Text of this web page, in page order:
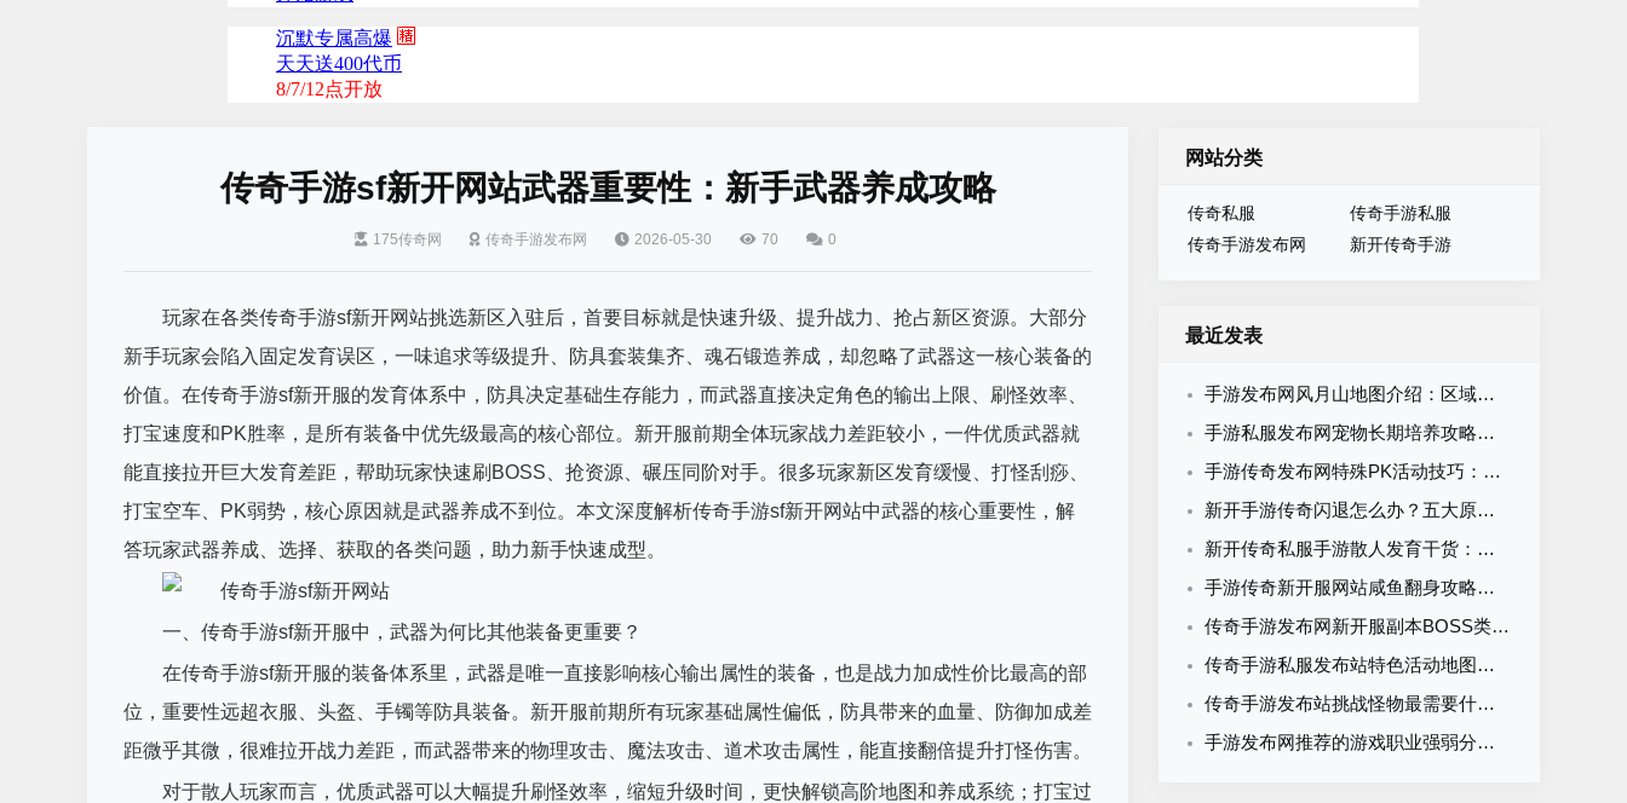
传奇手游sf新开网站武器重要性：新手武器养成攻略
175传奇网 传奇手游发布网 2026-05-30 70 0
玩家在各类传奇手游sf新开网站挑选新区入驻后，首要目标就是快速升级、提升战力、抢占新区资源。大部分
新手玩家会陷入固定发育误区，一味追求等级提升、防具套装集齐、魂石锻造养成，却忽略了武器这一核心装备的
价值。在传奇手游sf新开服的发育体系中，防具决定基础生存能力，而武器直接决定角色的输出上限、刷怪效率、
打宝速度和PK胜率，是所有装备中优先级最高的核心部位。新开服前期全体玩家战力差距较小，一件优质武器就
能直接拉开巨大发育差距，帮助玩家快速刷BOSS、抢资源、碾压同阶对手。很多玩家新区发育缓慢、打怪刮痧、
打宝空车、PK弱势，核心原因就是武器养成不到位。本文深度解析传奇手游sf新开网站中武器的核心重要性，解
答玩家武器养成、选择、获取的各类问题，助力新手快速成型。
一、传奇手游sf新开服中，武器为何比其他装备更重要？
在传奇手游sf新开服的装备体系里，武器是唯一直接影响核心输出属性的装备，也是战力加成性价比最高的部
位，重要性远超衣服、头盔、手镯等防具装备。新开服前期所有玩家基础属性偏低，防具带来的血量、防御加成差
距微乎其微，很难拉开战力差距，而武器带来的物理攻击、魔法攻击、道术攻击属性，能直接翻倍提升打怪伤害。
对于散人玩家而言，优质武器可以大幅提升刷怪效率，缩短升级时间，更快解锁高阶地图和养成系统；打宝过
网站分类
传奇私服
传奇手游私服
传奇手游发布网
新开传奇手游
最近发表
手游发布网风月山地图介绍：区域划分BOSS刷新与资源产出全攻略
手游私服发布网宠物长期培养攻略：跨版本保值的养成思路
手游传奇发布网特殊PK活动技巧：生存战夺旗赛BOSS阵营对抗全攻略
新开手游传奇闪退怎么办？五大原因及解决方案一次搞定
新开传奇私服手游散人发育干货：不充钱不抱团的完整崛起攻略
手游传奇新开服网站咸鱼翻身攻略：平民玩家从零逆袭的完整路径
传奇手游发布网新开服副本BOSS类型大全：从新手到终极一篇看懂
传奇手游私服发布站特色活动地图盘点：这些高爆率地图值得体验
传奇手游发布站挑战怪物最需要什么？五大核心要素助你全身而退
手游发布网推荐的游戏职业强弱分明吗？六大真相揭秘